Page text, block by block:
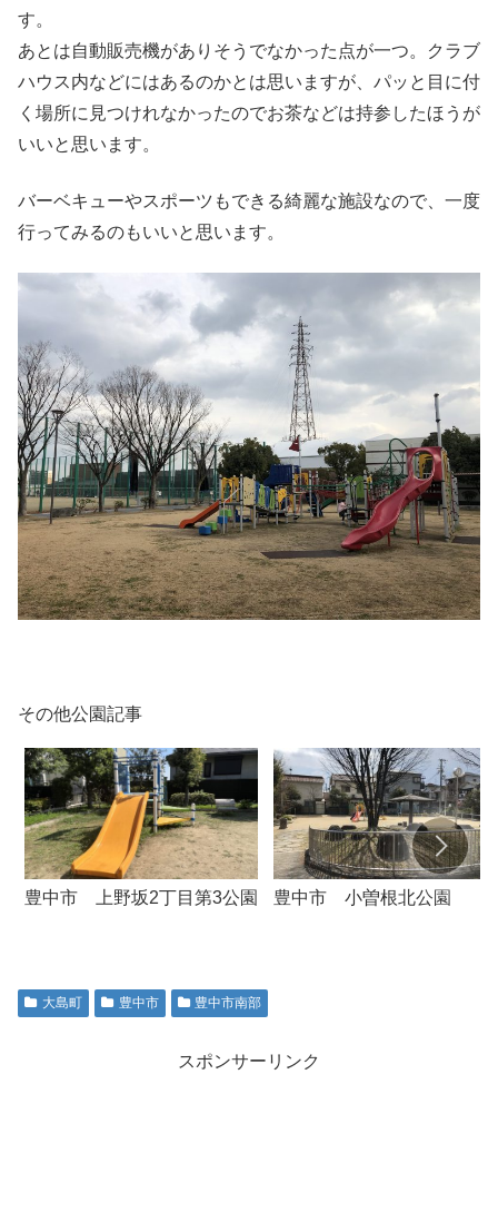
す。
あとは自動販売機がありそうでなかった点が一つ。クラブ
ハウス内などにはあるのかとは思いますが、パッと目に付
く場所に見つけれなかったのでお茶などは持参したほうが
いいと思います。
バーベキューやスポーツもできる綺麗な施設なので、一度
行ってみるのもいいと思います。
その他公園記事
豊中市 上野坂2丁目第3公園 豊中市 小曽根北公園
大島町 豊中市 豊中市南部
スポンサーリンク